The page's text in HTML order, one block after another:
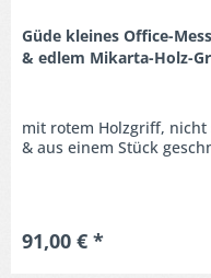
Güde kleines Office-
& edlem Mikarta-Holz-
mit rotem Holzgriff,
& aus einem Stück
91,00 € *